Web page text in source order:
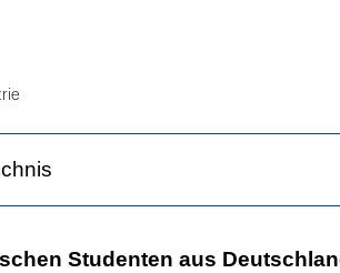
Studenten aus